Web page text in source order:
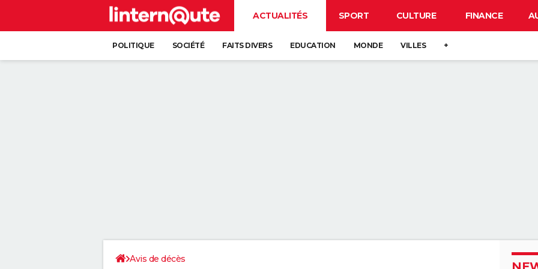
ACTUALITÉS SPORT CULTURE FINANCE
POLITIQUE SOCIÉTÉ FAITS DIVERS EDUCATION MONDE VILLES +
Avis de décès